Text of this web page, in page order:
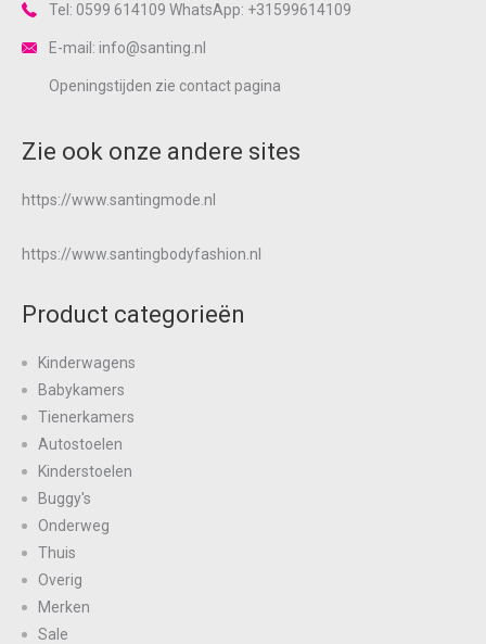
Tel: 0599 614109 WhatsApp: +31599614109
E-mail: info@santing.nl
Openingstijden zie contactpagina
Zie ook onze andere sites
https://www.santingmode.nl
https://www.santingbodyfashion.nl
Product categorieën
Kinderwagens
Babykamers
Tienerkamers
Autostoelen
Kinderstoelen
Buggy's
Onderweg
Thuis
Overig
Merken
Sale